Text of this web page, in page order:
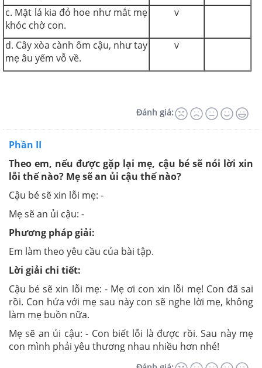
c. Mặt lá kia đỏ hoe như mắt mẹ
khóc chờ con.
v
d. Cây xòa cành ôm cậu, như tay
mẹ âu yếm vỗ về.
v
Đánh giá:
Phần II
Theo em, nếu được gặp lại mẹ, cậu bé sẽ nói lời xin
lỗi thế nào? Mẹ sẽ an ủi cậu thế nào?
Cậu bé sẽ xin lỗi mẹ: -
Mẹ sẽ an ủi cậu: -
Phương pháp giải:
Em làm theo yêu cầu của bài tập.
Lời giải chi tiết:
Cậu bé sẽ xin lỗi mẹ: - Mẹ ơi con xin lỗi mẹ! Con đã sai
rồi. Con hứa với mẹ sau này con sẽ nghe lời mẹ, không
làm mẹ buồn nữa.
Mẹ sẽ an ủi cậu: - Con biết lỗi là được rồi. Sau này mẹ
con mình phải yêu thương nhau nhiều hơn nhé!